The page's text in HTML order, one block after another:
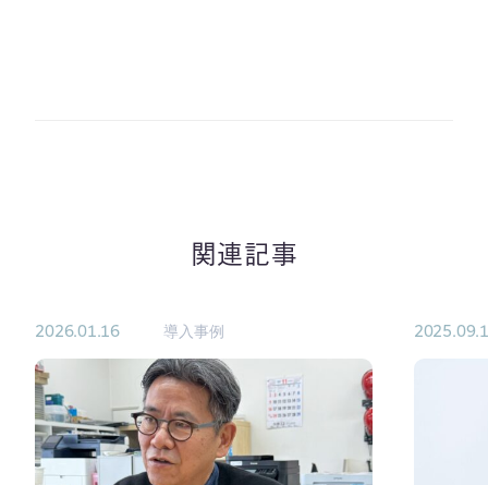
関連記事
2026.01.16 導入事例